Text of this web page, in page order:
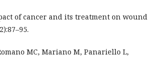
of cancer and its treatment on wound
MC, Mariano M, Panariello L,